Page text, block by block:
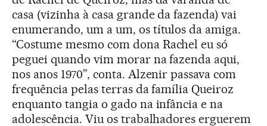
casa (vizinha à casa grande da fazenda) vai
enumerando, um a um, os títulos da amiga.
“Costume mesmo com dona Rachel eu só
peguei quando vim morar na fazenda aqui,
nos anos 1970”, conta. Alzenir passava com
frequência pelas terras da família Queiroz
enquanto tangia o gado na infância e na
adolescência. Viu os trabalhadores erguerem